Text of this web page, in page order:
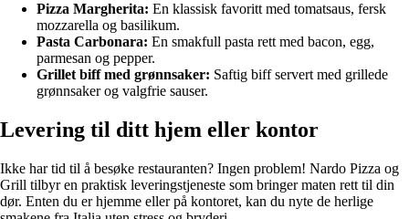
Pizza Margherita: En klassisk favoritt med tomatsaus, fersk
mozzarella og basilikum.
Pasta Carbonara: En smakfull pasta rett med bacon, egg,
parmesan og pepper.
Grillet biff med grønnsaker: Saftig biff servert med grillede
grønnsaker og valgfrie sauser.
Levering til ditt hjem eller kontor
Ikke har tid til å besøke restauranten? Ingen problem! Nardo Pizza og
Grill tilbyr en praktisk leveringstjeneste som bringer maten rett til din
dør. Enten du er hjemme eller på kontoret, kan du nyte de herlige